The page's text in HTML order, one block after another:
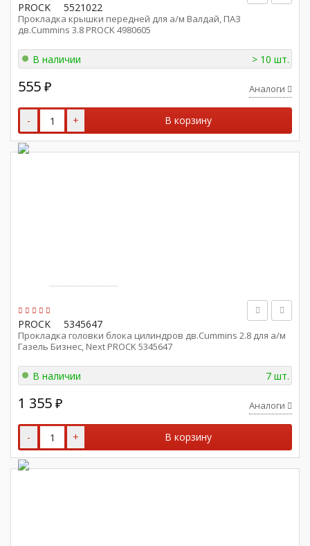
PROCK 5521022
Прокладка крышки передней для а/м Валдай, ПАЗ
дв.Cummins 3.8 PROCK 4980605
В наличии > 10 шт.
555 ₽ Аналоги
- + В корзину
PROCK 5345647
Прокладка головки блока цилиндров дв.Cummins 2.8 для а/м
Газель Бизнес, Next PROCK 5345647
В наличии 7 шт.
1 355 ₽ Аналоги
- + В корзину